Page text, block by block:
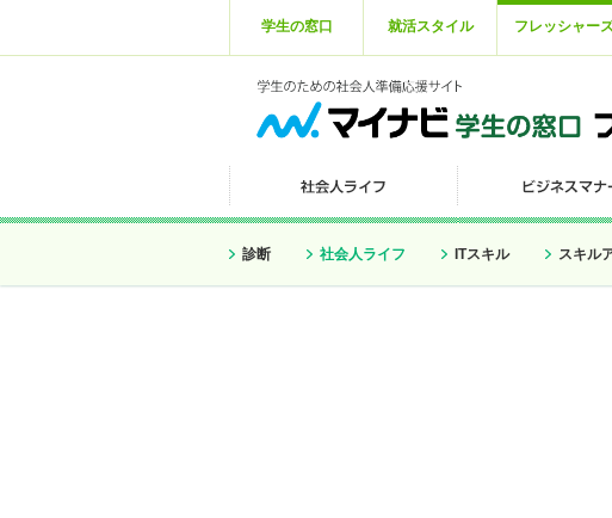
学生の窓口 就活スタイル フレッシャー
診断 社会人ライフ ITスキル スキル